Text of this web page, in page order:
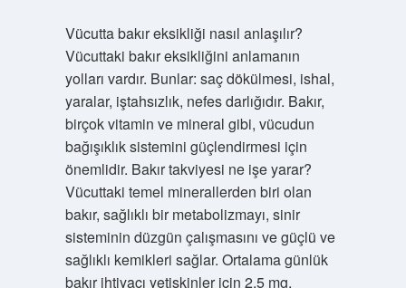
Vücutta bakır eksikliği nasıl anlaşılır?
Vücuttaki bakır eksikliğini anlamanın
yolları vardır. Bunlar: saç dökülmesi, ishal,
yaralar, iştahsızlık, nefes darlığıdır. Bakır,
birçok vitamin ve mineral gibi, vücudun
bağışıklık sistemini güçlendirmesi için
önemlidir. Bakır takviyesi ne işe yarar?
Vücuttaki temel minerallerden biri olan
bakır, sağlıklı bir metabolizmayı, sinir
sisteminin düzgün çalışmasını ve güçlü ve
sağlıklı kemikleri sağlar. Ortalama günlük
bakır ihtiyacı yetişkinler için 2,5 mg,